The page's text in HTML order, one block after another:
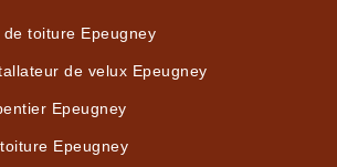
toiture Epeugney
de velux Epeugney
Epeugney
Epeugney